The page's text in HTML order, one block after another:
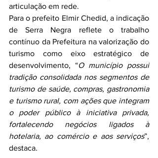
articulação em rede.
Para o prefeito Elmir Chedid, a indicação
de Serra Negra reflete o trabalho
contínuo da Prefeitura na valorização do
turismo como eixo estratégico de
desenvolvimento, “O município possui
tradição consolidada nos segmentos de
turismo de saúde, compras, gastronomia
e turismo rural, com ações que integram
o poder público à iniciativa privada,
fortalecendo negócios ligados à
hotelaria, ao comércio e aos serviços”,
destaca.